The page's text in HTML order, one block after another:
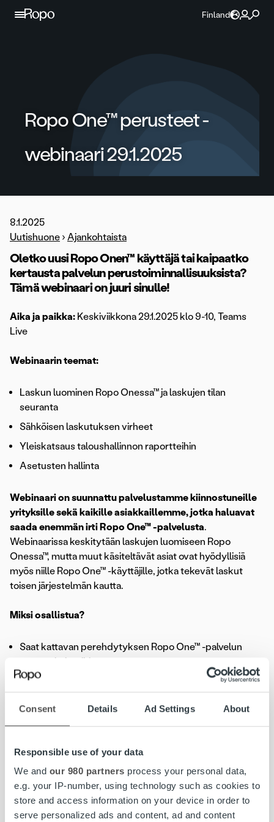
Consent Details Ad Settings About
Responsible use of your data
We and our 980 partners process your personal data,
e.g. your IP-number, using technology such as cookies to
store and access information on your device in order to
serve personalized ads and content, ad and content
Jatka sisältöön
Finland
Ropo One™ perusteet -
webinaari 29.1.2025
8.1.2025
Uutishuone › Ajankohtaista
Oletko uusi Ropo Onen™ käyttäjä tai kaipaatko
kertausta palvelun perustoiminnallisuuksista?
Tämä webinaari on juuri sinulle!
Aika ja paikka: Keskiviikkona 29.1.2025 klo 9-10, Teams
Live
Webinaarin teemat:
Laskun luominen Ropo Onessa™ ja laskujen tilan
seuranta
Sähköisen laskutuksen virheet
Yleiskatsaus taloushallinnon raportteihin
Asetusten hallinta
Webinaari on suunnattu palvelustamme kiinnostuneille
yrityksille sekä kaikille asiakkaillemme, jotka haluavat
saada enemmän irti Ropo One™ -palvelusta.
Webinaarissa keskitytään laskujen luomiseen Ropo
Onessa™, mutta muut käsiteltävät asiat ovat hyödyllisiä
myös niille Ropo One™ -käyttäjille, jotka tekevät laskut
toisen järjestelmän kautta.
Miksi osallistua?
Saat kattavan perehdytyksen Ropo One™ -palvelun
perustoimintoihin
Voit esittää kysymyksiä ja saada vastauksia
asiantuntijoiltamme
Webinaarin tallenne toimitetaan kaikille ilmoittautuneille
jälkikäteen
Ilmoittaudu mukaanalla olevan linkin kautta. Voit esittää
samalla ennakkokysymyksiä, jotka pyrimme huomioimaan
webinaarin suunnittelussa.